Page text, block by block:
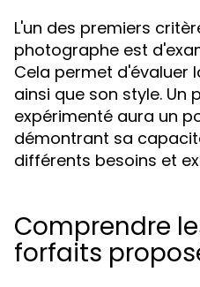
L'un des premiers
photographe est
Cela permet d'évaluer
ainsi que son style. Un
expérimenté aura un
démontrant sa
différents besoins et
Comprendre
forfaits